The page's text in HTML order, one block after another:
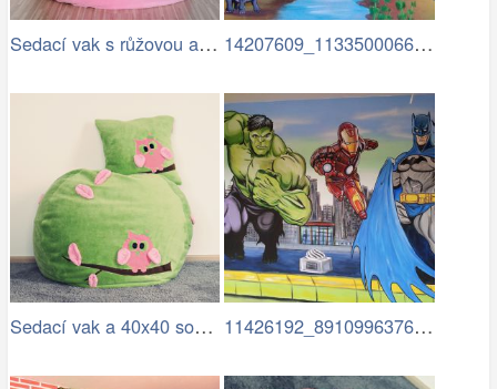
Sedací vak s růžovou a hnědou… 14207609_1133500066713093…
Sedací vak a 40x40 sova růžová.jpg 11426192_891099637619805…